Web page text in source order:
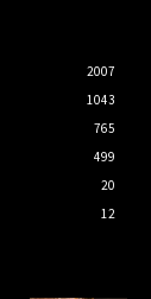
2007
1043
765
499
20
12